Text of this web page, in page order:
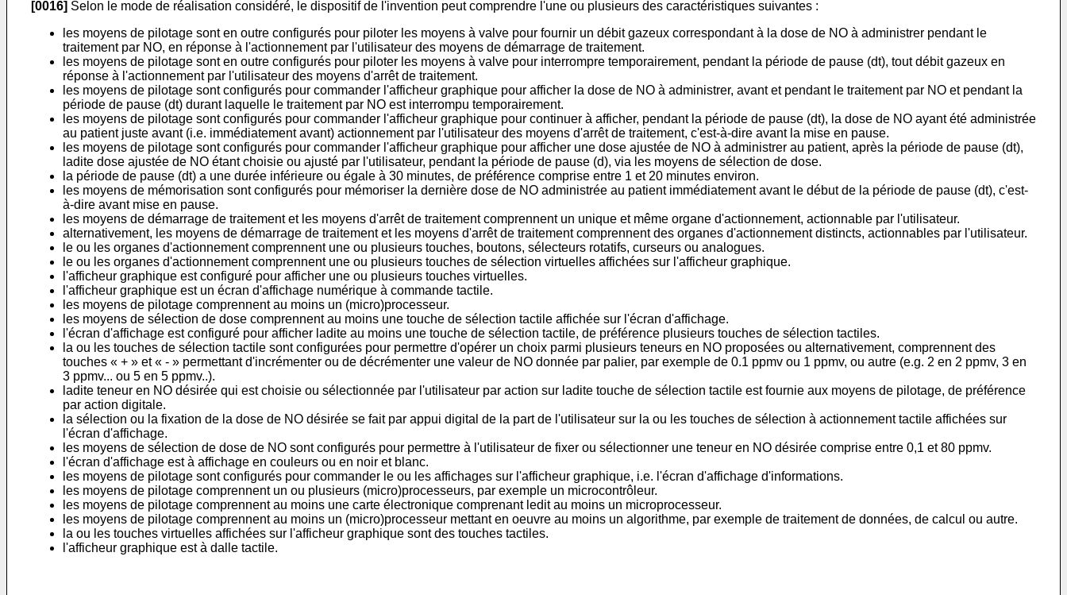
[0016] Selon le mode de réalisation considéré, le dispositif de l'invention peut comprendre l'une ou plusieurs des caractéristiques suivantes :
les moyens de pilotage sont en outre configurés pour piloter les moyens à valve pour fournir un débit gazeux correspondant à la dose de NO à administrer pendant le
traitement par NO, en réponse à l'actionnement par l'utilisateur des moyens de démarrage de traitement.
les moyens de pilotage sont en outre configurés pour piloter les moyens à valve pour interrompre temporairement, pendant la période de pause (dt), tout débit gazeux en
réponse à l'actionnement par l'utilisateur des moyens d'arrêt de traitement.
les moyens de pilotage sont configurés pour commander l'afficheur graphique pour afficher la dose de NO à administrer, avant et pendant le traitement par NO et pendant la
période de pause (dt) durant laquelle le traitement par NO est interrompu temporairement.
les moyens de pilotage sont configurés pour commander l'afficheur graphique pour continuer à afficher, pendant la période de pause (dt), la dose de NO ayant été administrée
au patient juste avant (i.e. immédiatement avant) actionnement par l'utilisateur des moyens d'arrêt de traitement, c'est-à-dire avant la mise en pause.
les moyens de pilotage sont configurés pour commander l'afficheur graphique pour afficher une dose ajustée de NO à administrer au patient, après la période de pause (dt),
ladite dose ajustée de NO étant choisie ou ajusté par l'utilisateur, pendant la période de pause (d), via les moyens de sélection de dose.
la période de pause (dt) a une durée inférieure ou égale à 30 minutes, de préférence comprise entre 1 et 20 minutes environ.
les moyens de mémorisation sont configurés pour mémoriser la dernière dose de NO administrée au patient immédiatement avant le début de la période de pause (dt), c'est-
à-dire avant mise en pause.
les moyens de démarrage de traitement et les moyens d'arrêt de traitement comprennent un unique et même organe d'actionnement, actionnable par l'utilisateur.
alternativement, les moyens de démarrage de traitement et les moyens d'arrêt de traitement comprennent des organes d'actionnement distincts, actionnables par l'utilisateur.
le ou les organes d'actionnement comprennent une ou plusieurs touches, boutons, sélecteurs rotatifs, curseurs ou analogues.
le ou les organes d'actionnement comprennent une ou plusieurs touches de sélection virtuelles affichées sur l'afficheur graphique.
l'afficheur graphique est configuré pour afficher une ou plusieurs touches virtuelles.
l'afficheur graphique est un écran d'affichage numérique à commande tactile.
les moyens de pilotage comprennent au moins un (micro)processeur.
les moyens de sélection de dose comprennent au moins une touche de sélection tactile affichée sur l'écran d'affichage.
l'écran d'affichage est configuré pour afficher ladite au moins une touche de sélection tactile, de préférence plusieurs touches de sélection tactiles.
la ou les touches de sélection tactile sont configurées pour permettre d'opérer un choix parmi plusieurs teneurs en NO proposées ou alternativement, comprennent des
touches « + » et « - » permettant d'incrémenter ou de décrémenter une valeur de NO donnée par palier, par exemple de 0.1 ppmv ou 1 ppmv, ou autre (e.g. 2 en 2 ppmv, 3 en
3 ppmv... ou 5 en 5 ppmv..).
ladite teneur en NO désirée qui est choisie ou sélectionnée par l'utilisateur par action sur ladite touche de sélection tactile est fournie aux moyens de pilotage, de préférence
par action digitale.
la sélection ou la fixation de la dose de NO désirée se fait par appui digital de la part de l'utilisateur sur la ou les touches de sélection à actionnement tactile affichées sur
l'écran d'affichage.
les moyens de sélection de dose de NO sont configurés pour permettre à l'utilisateur de fixer ou sélectionner une teneur en NO désirée comprise entre 0,1 et 80 ppmv.
l'écran d'affichage est à affichage en couleurs ou en noir et blanc.
les moyens de pilotage sont configurés pour commander le ou les affichages sur l'afficheur graphique, i.e. l'écran d'affichage d'informations.
les moyens de pilotage comprennent un ou plusieurs (micro)processeurs, par exemple un microcontrôleur.
les moyens de pilotage comprennent au moins une carte électronique comprenant ledit au moins un microprocesseur.
les moyens de pilotage comprennent au moins un (micro)processeur mettant en oeuvre au moins un algorithme, par exemple de traitement de données, de calcul ou autre.
la ou les touches virtuelles affichées sur l'afficheur graphique sont des touches tactiles.
l'afficheur graphique est à dalle tactile.